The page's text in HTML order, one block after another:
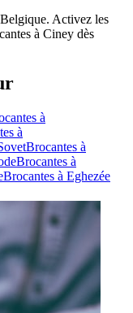
Activez les
à Ciney dès
à
à
Brocantes à
Brocantes à
Brocantes à Eghezée